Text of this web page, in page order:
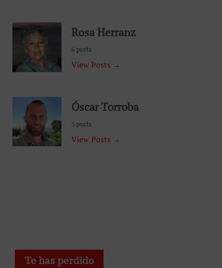
Rosa Herranz
6 posts
View Posts →
Óscar Torroba
5 posts
View Posts →
Te has perdido